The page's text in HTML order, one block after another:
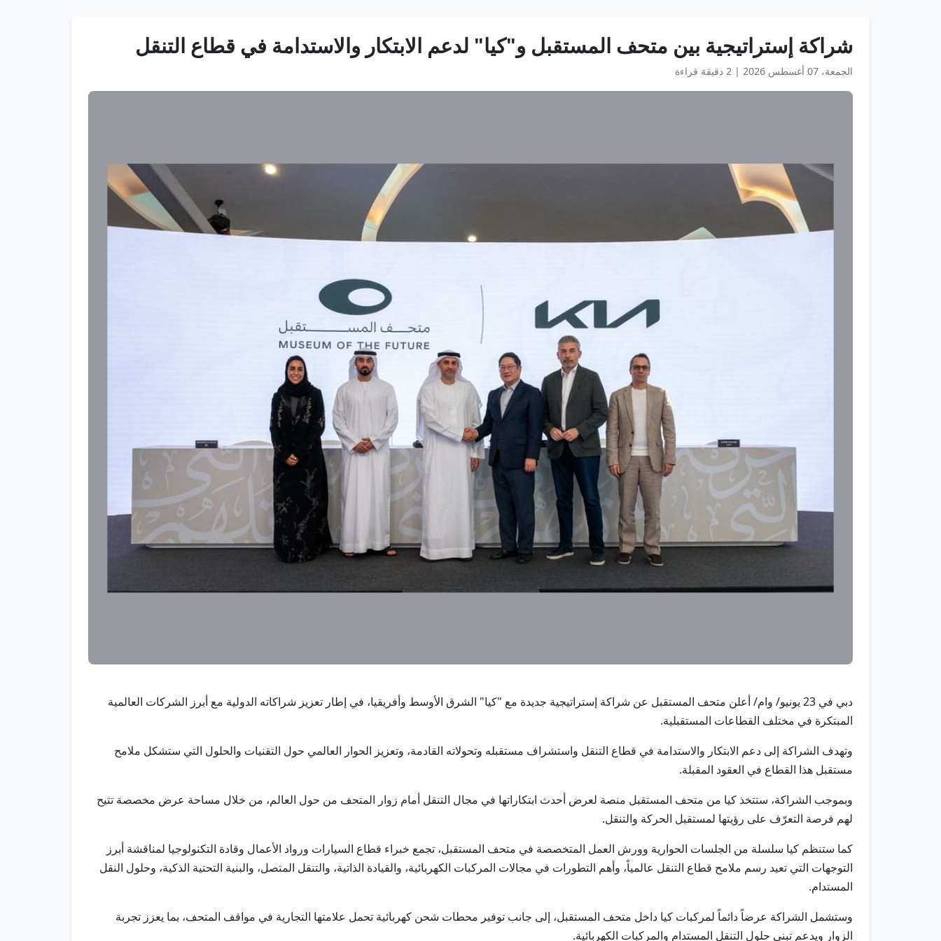
شراكة إستراتيجية بين متحف المستقبل و"كيا" لدعم الابتكار والاستدامة في قطاع التنقل
الجمعة، 07 أغسطس 2026 | 2 دقيقة قراءة
دبي في 23 يونيو/ وام/ أعلن متحف المستقبل عن شراكة إستراتيجية جديدة مع "كيا" الشرق الأوسط وأفريقيا، في إطار تعزيز شراكاته الدولية مع أبرز الشركات العالمية
المبتكرة في مختلف القطاعات المستقبلية.
وتهدف الشراكة إلى دعم الابتكار والاستدامة في قطاع التنقل واستشراف مستقبله وتحولاته القادمة، وتعزيز الحوار العالمي حول التقنيات والحلول التي ستشكل ملامح
مستقبل هذا القطاع في العقود المقبلة.
وبموجب الشراكة، ستتخذ كيا من متحف المستقبل منصة لعرض أحدث ابتكاراتها في مجال التنقل أمام زوار المتحف من حول العالم، من خلال مساحة عرض مخصصة تتيح
لهم فرصة التعرّف على رؤيتها لمستقبل الحركة والتنقل.
كما ستنظم كيا سلسلة من الجلسات الحوارية وورش العمل المتخصصة في متحف المستقبل، تجمع خبراء قطاع السيارات ورواد الأعمال وقادة التكنولوجيا لمناقشة أبرز
التوجهات التي تعيد رسم ملامح قطاع التنقل عالمياً، وأهم التطورات في مجالات المركبات الكهربائية، والقيادة الذاتية، والتنقل المتصل، والبنية التحتية الذكية، وحلول النقل
المستدام.
وستشمل الشراكة عرضاً دائماً لمركبات كيا داخل متحف المستقبل، إلى جانب توفير محطات شحن كهربائية تحمل علامتها التجارية في مواقف المتحف، بما يعزز تجربة
الزوار ويدعم تبني حلول التنقل المستدام والمركبات الكهربائية.